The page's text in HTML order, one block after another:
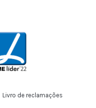
Livro de reclamações